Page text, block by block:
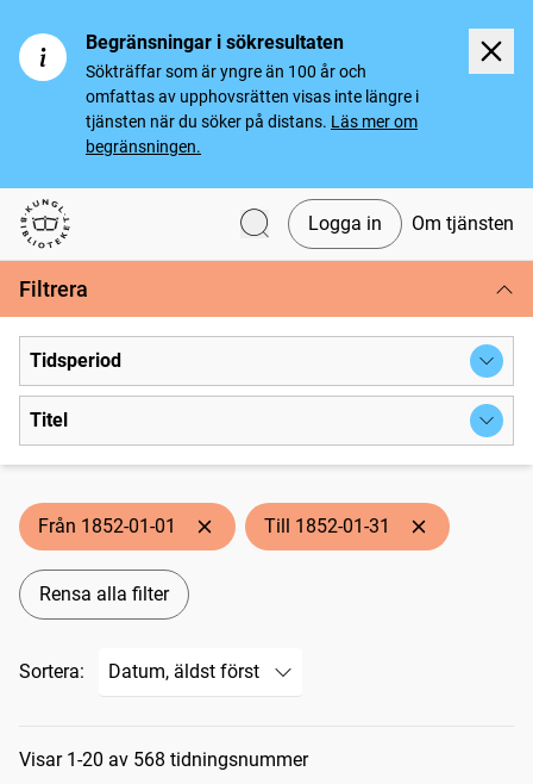
Begränsningar i sökresultaten
Sökträffar som är yngre än 100 år och
omfattas av upphovsrätten visas inte längre i
tjänsten när du söker på distans. Läs mer om
begränsningen.
Svenska tidningar
Logga in Om tjänsten
Filtrera
Tidsperiod
Titel
Från 1852-01-01 Till 1852-01-31
Rensa alla filter
Sortera:
Sökresultat
Visar 1-20 av 568 tidningsnummer